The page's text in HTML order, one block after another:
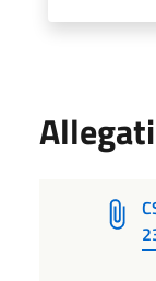
Allegati